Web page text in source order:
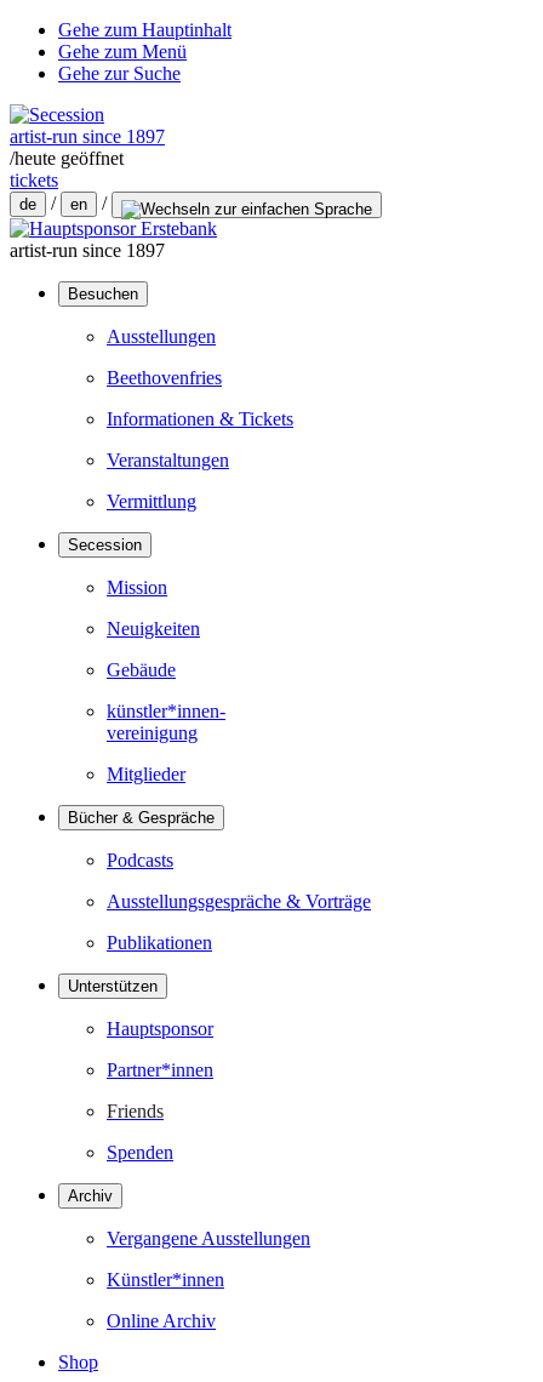
Gehe zum Hauptinhalt
Gehe zum Menü
Gehe zur Suche
artist-run since 1897
/heute geöffnet
tickets
de / en /
artist-run since 1897
Besuchen
Ausstellungen
Beethovenfries
Informationen & Tickets
Veranstaltungen
Vermittlung
Secession
Mission
Neuigkeiten
Gebäude
künstler*innen-
vereinigung
Mitglieder
Bücher & Gespräche
Podcasts
Ausstellungsgespräche & Vorträge
Publikationen
Unterstützen
Hauptsponsor
Partner*innen
Friends
Spenden
Archiv
Vergangene Ausstellungen
Künstler*innen
Online Archiv
Shop